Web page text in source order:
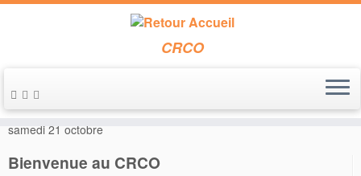
Passer
au
contenu
CRCO
Accueil » Annonces de course » Nuit de l’Orientation à Plancouet le
samedi 21 octobre
Bienvenue au CRCO